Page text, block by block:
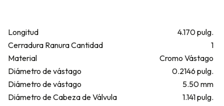
Longitud
4.170 pulg.
Cerradura Ranura Cantidad
1
Material
Cromo Vástago
Diámetro de vástago
0.2146 pulg.
Diámetro de vástago
5.50 mm
Diámetro de Cabeza de Válvula
1.141 pulg.